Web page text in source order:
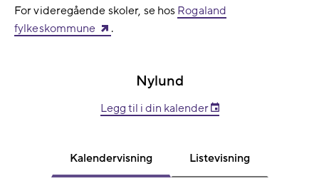
For videregående skoler, se hos Rogaland
fylkeskommune
.
Nylund
Legg til i din kalender
Kalendervisning Listevisning